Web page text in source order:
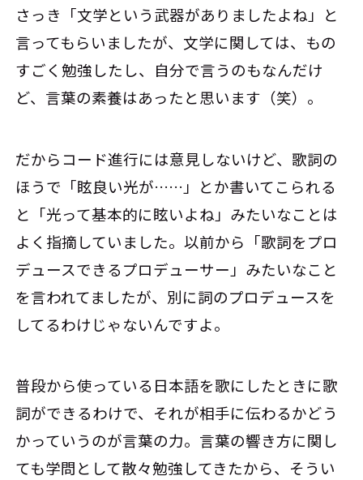
さっき「文学という武器がありましたよね」と
言ってもらいましたが、文学に関しては、もの
すごく勉強したし、自分で言うのもなんだけ
ど、言葉の素養はあったと思います（笑）。
だからコード進行には意見しないけど、歌詞の
ほうで「眩良い光が……」とか書いてこられる
と「光って基本的に眩いよね」みたいなことは
よく指摘していました。以前から「歌詞をプロ
デュースできるプロデューサー」みたいなこと
を言われてましたが、別に詞のプロデュースを
してるわけじゃないんですよ。
普段から使っている日本語を歌にしたときに歌
詞ができるわけで、それが相手に伝わるかどう
かっていうのが言葉の力。言葉の響き方に関し
ても学問として散々勉強してきたから、そうい